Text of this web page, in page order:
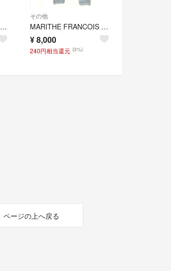
MARITHE FRANCOIS GIRBAUD マリテフランソワジルボー デニムパンツ サイズ:L ジーンズ M7-1343 ネイビー メンズ / 240001207628
その他
MARITHE FRANCOIS GIRBAUD マリテフランソワジルボー パンツ サイズ:L ヒッコリー柄 コットン100％ ブルー メンズ / 240001207631
¥8,000
240円相当還元 (3%)
ページの上へ戻る